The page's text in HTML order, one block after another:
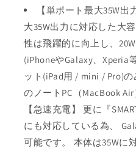
ト
PC/iPad
用
USB
Type-
C
急
速
充
電
SMARTCOBY
ト
PC/iPad
用
USB
Type-
C
急
速
充
電
【単ポート最大35W
大35W出力に対応した大
性は飛躍的に向上し、
(iPhoneやGalaxy、Xperia
ット(iPad用 / mini / Pro)
のノートPC（MacBook
【急速充電】 更に『
にも対応している為、
可能です。 本体は35Wに